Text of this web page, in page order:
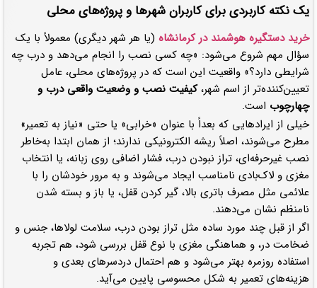
یک نکته کاربردی برای کاربران شهرها و پروژه‌های محلی
خرید دستگیره هوشمند در کرمانشاه (یا هر شهر دیگری) معمولاً با یک
سؤال مهم شروع می‌شود: «چه کسی نصب را انجام می‌دهد و درب چه
شرایطی دارد؟» واقعیت این است که در پروژه‌های محلی، عامل
تعیین‌کننده‌تر از اسم شهر،کیفیت نصب و وضعیت واقعی درب و
چهارچوب است.
خیلی از ایرادهایی که بعداً با عنوان «خرابی» یا حتی «نیاز به تعمیر»
مطرح می‌شوند، اصلاً ریشه الکترونیکی ندارند؛ از همان ابتدا به‌خاطر
نصب غیرحرفه‌ای، تراز نبودن درب، فشار اضافی روی زبانه، یا انتخاب
مغزی و لاک‌بادی نامناسب ایجاد می‌شوند و به مرور خودشان را با
علائمی مثل مصرف باتری بالا، گیر کردن قفل، یا باز و بسته شدن
نامنظم نشان می‌دهند.
اگر از قبل چند مورد ساده مثل تراز بودن درب، سلامت لولاها، جنس و
ضخامت در، و هماهنگی مغزی با نوع قفل بررسی شود، هم تجربه
استفاده روزمره بهتر می‌شود و هم احتمال دردسرهای بعدی و
هزینه‌های تعمیر به شکل محسوسی پایین می‌آید.